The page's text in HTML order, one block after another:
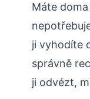
Máte
ji vyhodíte
správně
ji odvézt,